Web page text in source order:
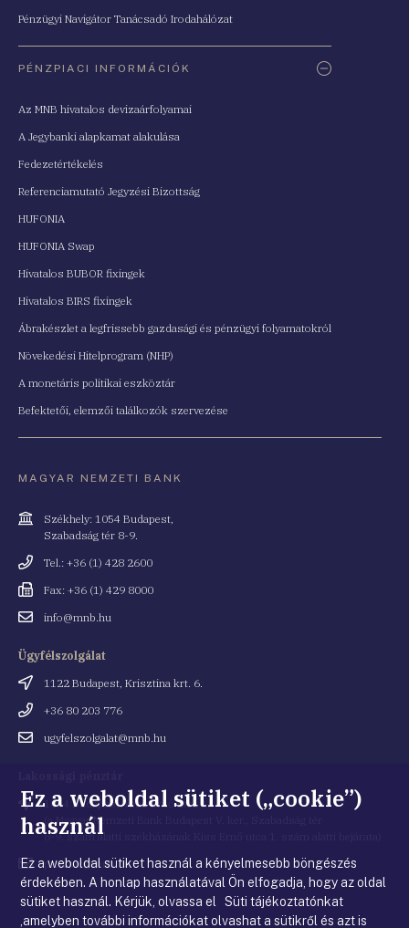
Pénzügyi Navigátor Tanácsadó Irodahálózat
PÉNZPIACI INFORMÁCIÓK
Az MNB hivatalos devizaárfolyamai
A Jegybanki alapkamat alakulása
Fedezetértékelés
Referenciamutató Jegyzési Bizottság
HUFONIA
HUFONIA Swap
Hivatalos BUBOR fixingek
Hivatalos BIRS fixingek
Ábrakészlet a legfrissebb gazdasági és pénzügyi folyamatokról
Növekedési Hitelprogram (NHP)
A monetáris politikai eszköztár
Befektetői, elemzői találkozók szervezése
MAGYAR NEMZETI BANK
Cím
Székhely: 1054 Budapest,
Szabadság tér 8-9.
Telefonszám
Tel.: +36 (1) 428 2600
Fax
Fax: +36 (1) 429 8000
Emailinfo@mnb.hu
Ügyfélszolgálat
Cím
1122 Budapest, Krisztina krt. 6.
Telefonszám
+36 80 203 776
Emailugyfelszolgalat@mnb.hu
Cím 1054 Budapest, Kiss Ernő utca 1.
(a Magyar Nemzeti Bank Budapest V. ker., Szabadság tér
8-9. szám alatti székházának Kiss Ernő utca 1. szám alatti bejárata)
Email
cím
penztar@mnb.hu
Ez a weboldal sütiket („cookie”)
használ
Ez a weboldal sütiket használ a kényelmesebb böngészés
érdekében. A honlap használatával Ön elfogadja, hogy az oldal
sütiket használ. Kérjük, olvassa el Süti tájékoztatónkat
,amelyben további információkat olvashat a sütikről és azt is